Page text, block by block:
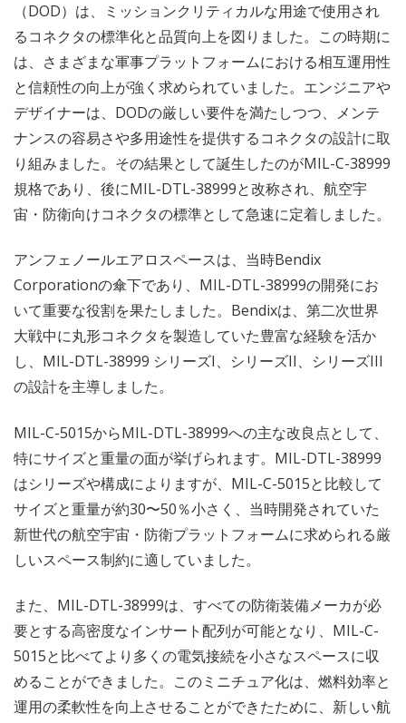
（DOD）は、ミッションクリティカルな用途で使用され
るコネクタの標準化と品質向上を図りました。この時期に
は、さまざまな軍事プラットフォームにおける相互運用性
と信頼性の向上が強く求められていました。エンジニアや
デザイナーは、DODの厳しい要件を満たしつつ、メンテ
ナンスの容易さや多用途性を提供するコネクタの設計に取
り組みました。その結果として誕生したのがMIL-C-38999
規格であり、後にMIL-DTL-38999と改称され、航空宇
宙・防衛向けコネクタの標準として急速に定着しました。
アンフェノールエアロスペースは、当時Bendix
Corporationの傘下であり、MIL-DTL-38999の開発にお
いて重要な役割を果たしました。Bendixは、第二次世界
大戦中に丸形コネクタを製造していた豊富な経験を活か
し、MIL-DTL-38999 シリーズI、シリーズII、シリーズIII
の設計を主導しました。
MIL-C-5015からMIL-DTL-38999への主な改良点として、
特にサイズと重量の面が挙げられます。MIL-DTL-38999
はシリーズや構成によりますが、MIL-C-5015と比較して
サイズと重量が約30〜50％小さく、当時開発されていた
新世代の航空宇宙・防衛プラットフォームに求められる厳
しいスペース制約に適していました。
また、MIL-DTL-38999は、すべての防衛装備メーカが必
要とする高密度なインサート配列が可能となり、MIL-C-
5015と比べてより多くの電気接続を小さなスペースに収
めることができました。このミニチュア化は、燃料効率と
運用の柔軟性を向上させることができたために、新しい航